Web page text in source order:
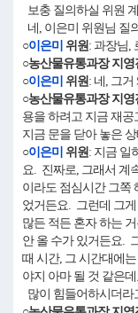
보충 질의하실 위원
네, 이은미 위원님 질
○이은미 위원: 과장님,
○농산물유통과장 지영
○이은미 위원: 네, 그거
○농산물유통과장 지영
용을 하려고 지금 재
지금 문을 닫아 놓은
○이은미 위원: 지금 일
요. 진짜로, 그래서 계
이라도 점심시간 그쪽
었거든요. 그런데 그게
많든 적든 혼자 하는
안 올 수가 있거든요.
때 시간, 그 시간대에
야지 아마 될 것 같은
많이 힘들어하시더